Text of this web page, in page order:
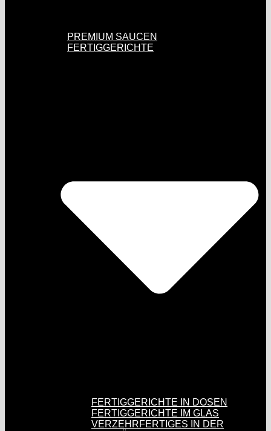
PREMIUM SAUCEN
FERTIGGERICHTE
FERTIGGERICHTE IN DOSEN
FERTIGGERICHTE IM GLAS
VERZEHRFERTIGES IN DER